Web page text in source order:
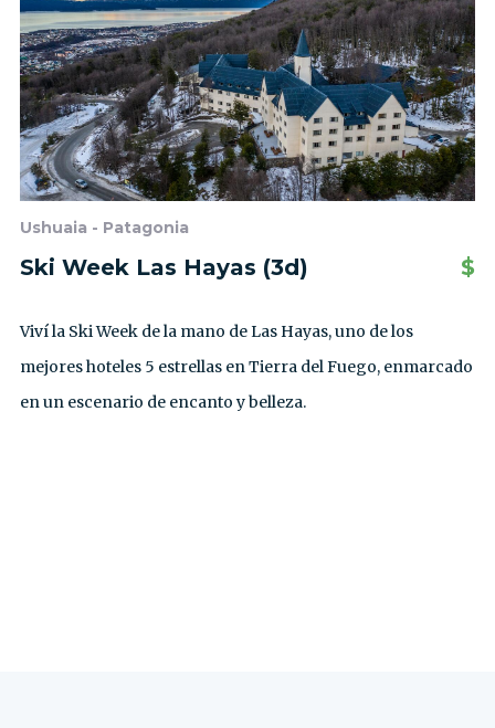
Ushuaia - Patagonia
Ski Week Las Hayas (3d) $
Viví la Ski Week de la mano de Las Hayas, uno de los
mejores hoteles 5 estrellas en Tierra del Fuego, enmarcado
en un escenario de encanto y belleza.